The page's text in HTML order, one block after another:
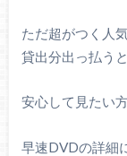
ただ超がつく人
貸出分出っ払う
安心して見たい
早速DVDの詳細